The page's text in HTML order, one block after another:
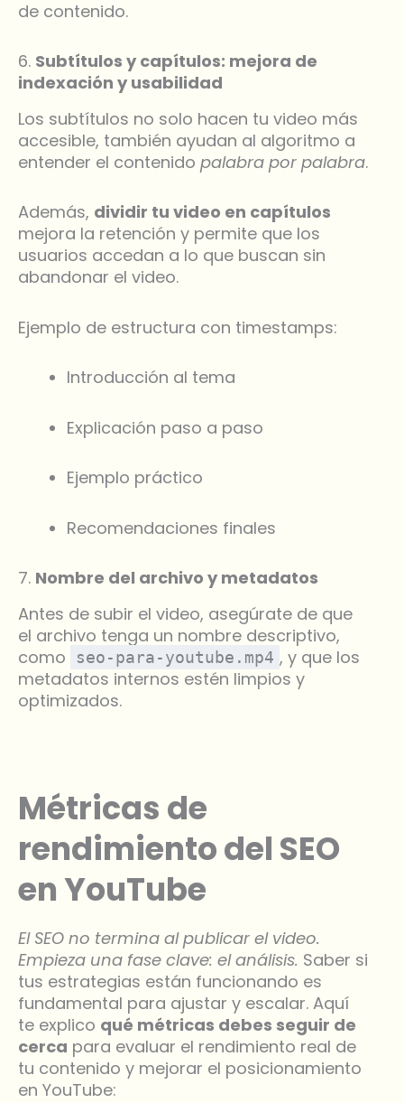
de contenido.
6. Subtítulos y capítulos: mejora de
indexación y usabilidad
Los subtítulos no solo hacen tu video más
accesible, también ayudan al algoritmo a
entender el contenido palabra por palabra.
Además, dividir tu video en capítulos
mejora la retención y permite que los
usuarios accedan a lo que buscan sin
abandonar el video.
Ejemplo de estructura con timestamps:
Introducción al tema
Explicación paso a paso
Ejemplo práctico
Recomendaciones finales
7. Nombre del archivo y metadatos
Antes de subir el video, asegúrate de que
el archivo tenga un nombre descriptivo,
como
seo-para-youtube.mp4 , y que los
metadatos internos estén limpios y
optimizados.
Métricas de
rendimiento del SEO
en YouTube
El SEO no termina al publicar el video.
Empieza una fase clave: el análisis. Saber si
tus estrategias están funcionando es
fundamental para ajustar y escalar. Aquí
te explico qué métricas debes seguir de
cerca para evaluar el rendimiento real de
tu contenido y mejorar el posicionamiento
en YouTube: